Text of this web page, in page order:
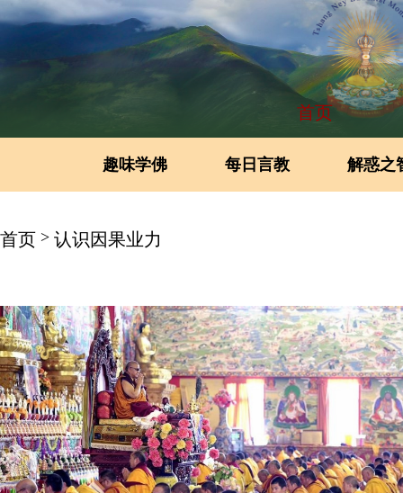
首页
趣味学佛 每日言教 解惑之
首页 > 认识因果业力